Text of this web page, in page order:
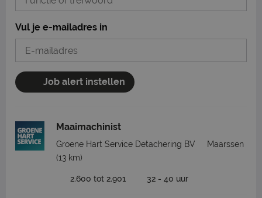
Vul je e-mailadres in
Job alert instellen
Maaimachinist
Groene Hart Service Detachering BV
Maarssen
(13 km)
2.600 tot 2.901 32 - 40 uur